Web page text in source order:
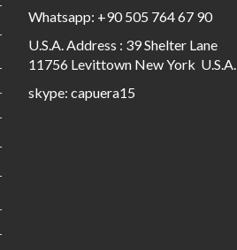
Whatsapp: +90 505 764 67 90
U.S.A. Address : 39 Shelter Lane
11756 Levittown New York U.S.A.
skype: capuera15